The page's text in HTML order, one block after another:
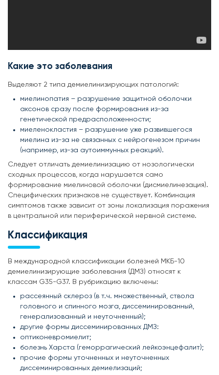
Какие это заболевания
Выделяют 2 типа демиелинизирующих патологий:
миелинопатия – разрушение защитной оболочки
аксонов сразу после формирования из-за
генетической предрасположенности;
миеленокластия – разрушение уже развившегося
миелина из-за не связанных с нейрогенезом причин
(например, из-за аутоиммунных реакций).
Следует отличать демиелинизацию от нозологически
сходных процессов, когда нарушается само
формирование миелиновой оболочки (дисмиелинезация).
Специфических признаков не существует. Комбинация
симптомов также зависит от зоны локализация поражения
в центральной или периферической нервной системе.
Классификация
В международной классификации болезней МКБ-10
демиелинизирующие заболевания (ДМЗ) относят к
классам G35-G37. В рубрикацию включены:
рассеянный склероз (в т.ч. множественный, ствола
головного и спинного мозга, диссеминированный,
генерализованный и неуточненный);
другие формы диссеминированных ДМЗ:
оптиконевромиелит;
болезнь Харста (геморрагический лейкоэнцефалит);
прочие формы уточненных и неуточненных
диссеминированных демиелизаций;